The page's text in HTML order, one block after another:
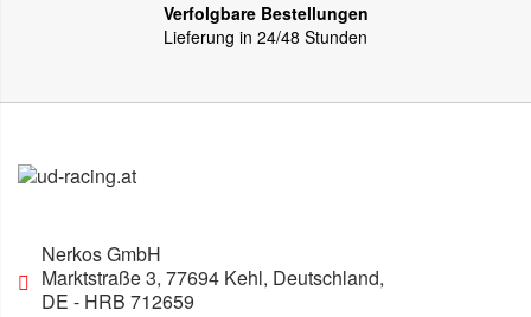
Verfolgbare Bestellungen
Lieferung in 24/48 Stunden
Nerkos GmbH
Marktstraße 3, 77694 Kehl, Deutschland,
DE - HRB 712659